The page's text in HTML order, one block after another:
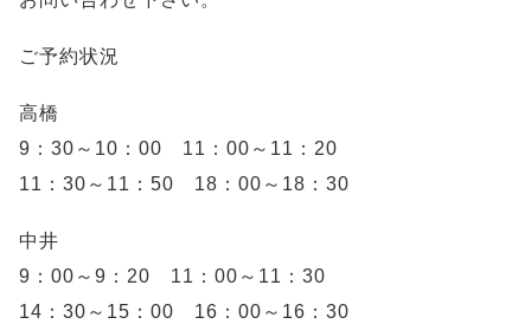
ご予約状況
高橋
9：30～10：00 11：00～11：20
11：30～11：50 18：00～18：30
中井
9：00～9：20 11：00～11：30
14：30～15：00 16：00～16：30